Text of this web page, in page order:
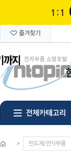
> 반도체/전자부품